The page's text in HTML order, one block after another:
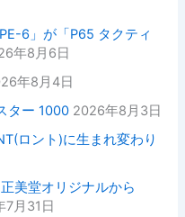
6」が「P65 タクティ
年8月6日
年8月4日
ター 1000 2026年8月3日
ロント)に生まれ変わり
美堂オリジナルから
7月31日